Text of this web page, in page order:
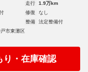
走行
1.9万km
修復
なし
整備
法定整備付
市東灘区
り・在庫確認